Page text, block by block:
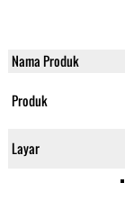
Nama Produk
Produk
Layar